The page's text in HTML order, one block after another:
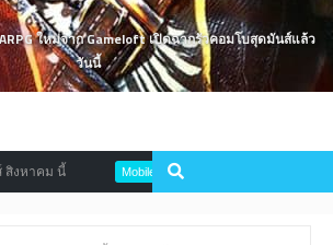
ใหม่จาก Gameloft เปิดฉากรัวคอมโบสุดมันส์แล้ว
วันนี้
ม นี้ Dead Island: Survivors เกมเอาชีวิ